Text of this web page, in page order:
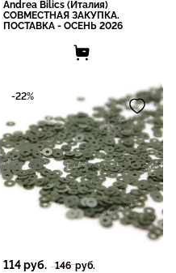
Andrea Bilics (Италия)
СОВМЕСТНАЯ ЗАКУПКА.
ПОСТАВКА - ОСЕНЬ 2026
114руб. 146руб.
-22%